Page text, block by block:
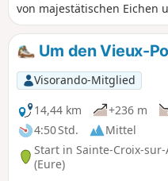
von majestätischen Eichen
sorgten für eine kühle und
Ruhe wurde nur durch
der Blätter unter meinen
zugängliche und erholsame
angenehmer Moment der
Entdeckung des
Um den Vieux-
Visorando-Mitglied
14,44 km
+236 m
4:50 Std.
Mittel
Start in Sainte-Croix-
(Eure)